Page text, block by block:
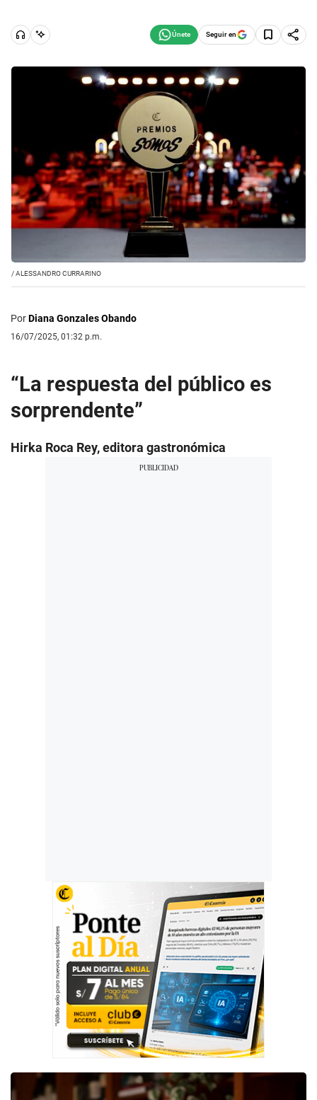
Seguir en
/ALESSANDRO CURRARINO
PorDiana Gonzales Obando
16/07/2025, 01:32 p.m.
“La respuesta del público es
sorprendente”
Hirka Roca Rey, editora gastronómica